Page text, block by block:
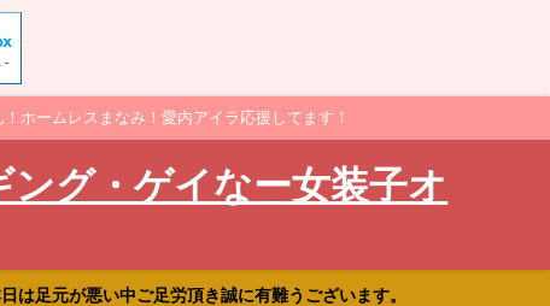
ホームレスまなみ！愛内アイラ応援してます！
グ・ゲイなー女装子オ
は足元が悪い中ご足労頂き誠に有難うございます。